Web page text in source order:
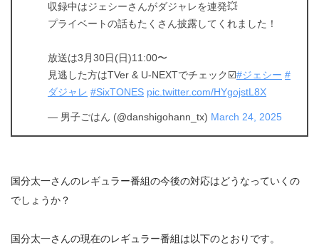
収録中はジェシーさんがダジャレを連発💥
プライベートの話もたくさん披露してくれました！
放送は3月30日(日)11:00〜
見逃した方はTVer & U-NEXTでチェック☑️#ジェシー #
ダジャレ #SixTONES pic.twitter.com/HYgojstL8X
— 男子ごはん (@danshigohann_tx) March 24, 2025
国分太一さんのレギュラー番組の今後の対応はどうなっていくの
でしょうか？
国分太一さんの現在のレギュラー番組は以下のとおりです。